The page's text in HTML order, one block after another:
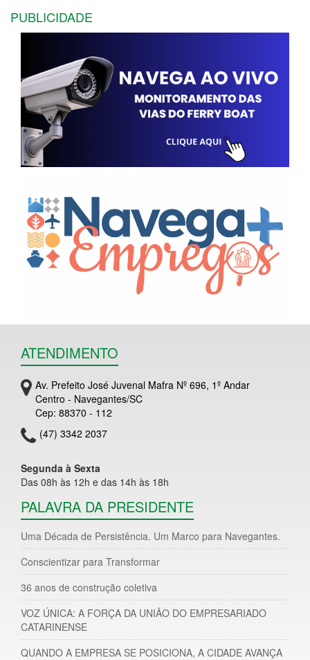
PUBLICIDADE
ATENDIMENTO
Av. Prefeito José Juvenal Mafra Nº 696, 1º Andar
Centro - Navegantes/SC
Cep: 88370 - 112
(47) 3342 2037
Segunda à Sexta
Das 08h às 12h e das 14h às 18h
PALAVRA DA PRESIDENTE
Uma Década de Persistência. Um Marco para Navegantes.
Conscientizar para Transformar
36 anos de construção coletiva
VOZ ÚNICA: A FORÇA DA UNIÃO DO EMPRESARIADO
CATARINENSE
QUANDO A EMPRESA SE POSICIONA, A CIDADE AVANÇA